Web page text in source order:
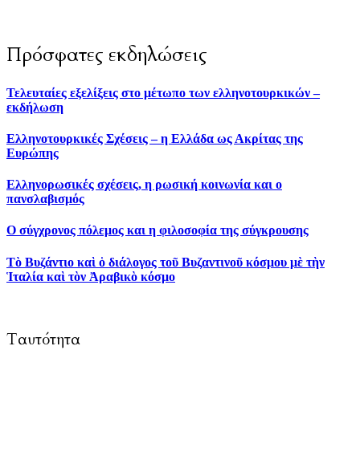
Πρόσφατες εκδηλώσεις
Τελευταίες εξελίξεις στο μέτωπο των ελληνοτουρκικών –
εκδήλωση
Ελληνοτουρκικές Σχέσεις – η Ελλάδα ως Ακρίτας της
Ευρώπης
Ελληνορωσικές σχέσεις, η ρωσική κοινωνία και ο
πανσλαβισμός
Ο σύγχρονος πόλεμος και η φιλοσοφία της σύγκρουσης
Τὸ Βυζάντιο καὶ ὁ διάλογος τοῦ Βυζαντινοῦ κόσμου μὲ τὴν
Ἱταλία καὶ τὸν Ἀραβικὸ κόσμο
Ταυτότητα